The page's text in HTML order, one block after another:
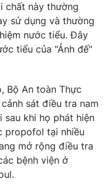
chất này thường
sử dụng và thường
nước tiểu. Đây
tiểu của "Ảnh đế"
Bộ An toàn Thực
sát điều tra nam
sau khi họ phát hiện
propofol tại nhiều
mở rộng điều tra
bệnh viện ở